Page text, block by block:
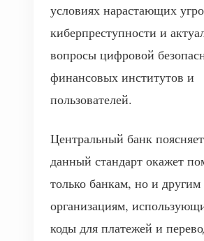
условиях нарастающих
киберпреступности и
вопросы цифровой
финансовых институтов и
пользователей.
Центральный банк
данный стандарт окажет
только банкам, но и другим
организациям,
коды для платежей и